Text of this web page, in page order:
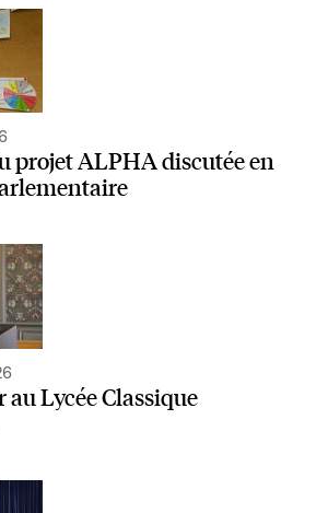
projet ALPHA discutée en
au Lycée Classique